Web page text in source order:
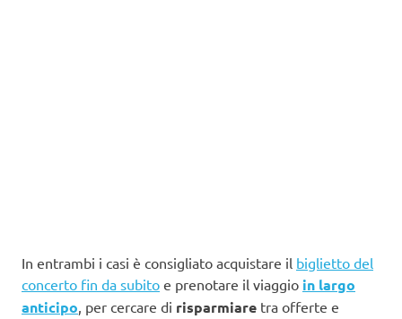
In entrambi i casi è consigliato acquistare il biglietto del
concerto fin da subito e prenotare il viaggio in largo
anticipo, per cercare di risparmiare tra offerte e